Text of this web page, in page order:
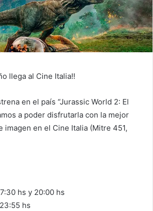
llega al Cine Italia!!
en el país “Jurassic World 2: El
a poder disfrutarla con la mejor
imagen en el Cine Italia (Mitre 451,
hs y 20:00 hs
hs